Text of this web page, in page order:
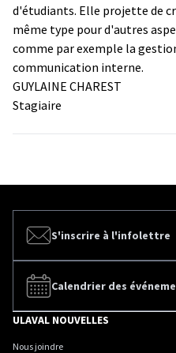
d'étudiants. Elle projette de
même type pour d'autres
comme par exemple la
communication interne.
GUYLAINE CHAREST
Stagiaire
S'inscrire à l'infolettre
Calendrier des
ULAVAL NOUVELLES
Nous joindre